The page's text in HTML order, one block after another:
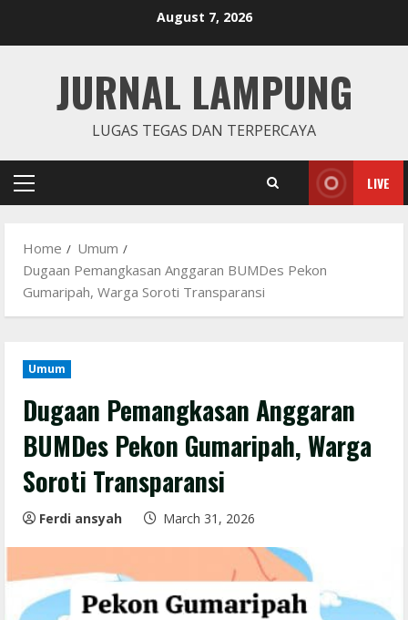
August 7, 2026
JURNAL LAMPUNG
LUGAS TEGAS DAN TERPERCAYA
Primary
LIVE
Home
Umum
Dugaan Pemangkasan Anggaran BUMDes Pekon
Gumaripah, Warga Soroti Transparansi
Umum
Dugaan Pemangkasan Anggaran
BUMDes Pekon Gumaripah, Warga
Soroti Transparansi
Ferdi ansyah March 31, 2026